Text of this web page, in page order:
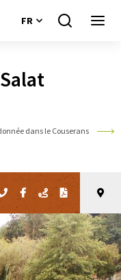
FR
Je
dans le Couserans